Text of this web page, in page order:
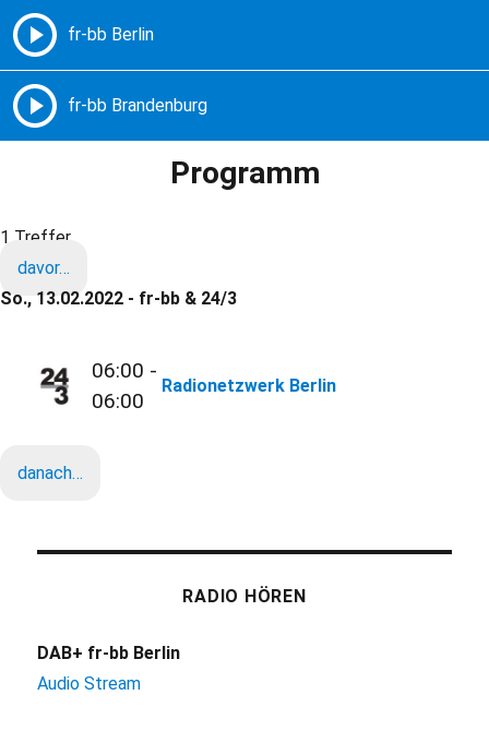
Freie Radios – Berlin Brandenburg
Programm
1 Treffer
davor…
So., 13.02.2022 - fr-bb & 24/3
06:00 -
06:00
Radionetzwerk Berlin
danach…
RADIO HÖREN
DAB+ fr-bb Berlin
Audio Stream